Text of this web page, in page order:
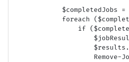
$completedJobs
foreach
if
Remove-